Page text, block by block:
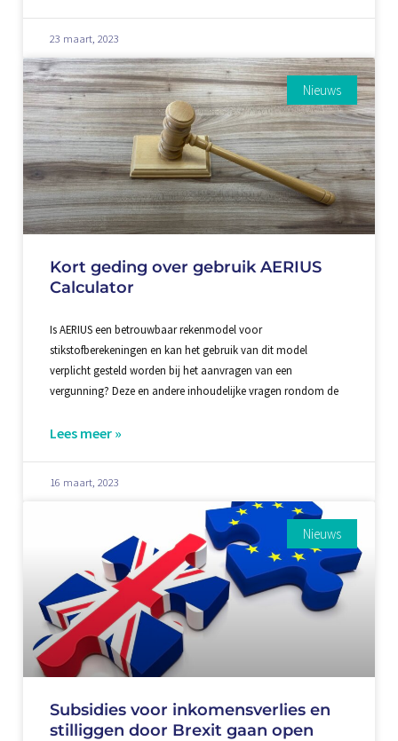
23 maart, 2023
Nieuws
Kort geding over gebruik AERIUS
Calculator
Is AERIUS een betrouwbaar rekenmodel voor
stikstofberekeningen en kan het gebruik van dit model
verplicht gesteld worden bij het aanvragen van een
vergunning? Deze en andere inhoudelijke vragen rondom de
Lees meer »
16 maart, 2023
Nieuws
Subsidies voor inkomensverlies en
stilliggen door Brexit gaan open